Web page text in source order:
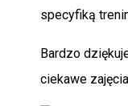
specyfiką
Bardzo
ciekawe